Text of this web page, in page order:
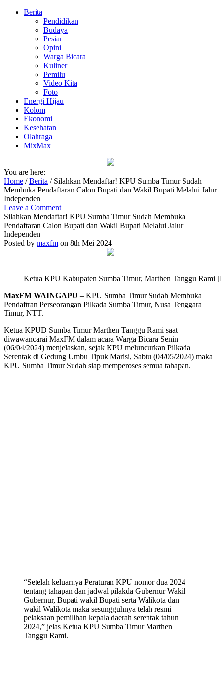
Berita
Pendidikan
Budaya
Pesiar
Opini
Warga Bicara
Kuliner
Pemilu
Video Kita
Foto
Energi Hijau
Kolom
Ekonomi
Kesehatan
Olahraga
MixMax
You are here:
Home /Berita / Silahkan Mendaftar! KPU Sumba Timur Sudah
Membuka Pendaftaran Calon Bupati dan Wakil Bupati Melalui Jalur
Independen
Leave a Comment
Silahkan Mendaftar! KPU Sumba Timur Sudah Membuka
Pendaftaran Calon Bupati dan Wakil Bupati Melalui Jalur
Independen
Posted by maxfm on 8th Mei 2024
Ketua KPU Kabupaten Sumba Timur, Marthen Tanggu Rami
MaxFM WAINGAPU – KPU Sumba Timur Sudah Membuka
Pendaftran Perseorangan Pilkada Sumba Timur, Nusa Tenggara
Timur, NTT.
Ketua KPUD Sumba Timur Marthen Tanggu Rami saat
diwawancarai MaxFM dalam acara Warga Bicara Senin
(06/04/2024) menjelaskan, sejak KPU meluncurkan Pilkada
Serentak di Gedung Umbu Tipuk Marisi, Sabtu (04/05/2024) maka
KPU Sumba Timur Sudah siap memperoses semua tahapan.
“Setelah keluarnya Peraturan KPU nomor dua 2024
tentang tahapan dan jadwal pilakda Gubernur Wakil
Gubernur, Bupati wakil Bupati serta Walikota dan
wakil Walikota maka sesungguhnya telah resmi
pelaksaan pemilihan kepala daerah serentak tahun
2024,” jelas Ketua KPU Sumba Timur Marthen
Tanggu Rami.